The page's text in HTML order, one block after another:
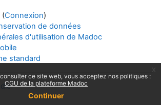
ce site web, vous acceptez nos politiques :
CGU de la plateforme Madoc
Continuer
(Connexion)
de données
d'utilisation de Madoc
standard